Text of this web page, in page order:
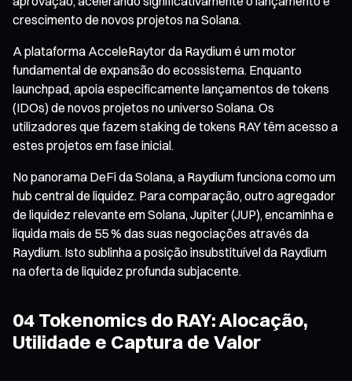
crescimento de novos projetos na Solana.
A plataforma AcceleRaytor da Raydium é um motor
fundamental de expansão do ecossistema. Enquanto
launchpad, apoia especificamente lançamentos de tokens
(IDOs) de novos projetos no universo Solana. Os
utilizadores que fazem staking de tokens RAY têm acesso a
estes projetos em fase inicial.
No panorama DeFi da Solana, a Raydium funciona como um
hub central de liquidez. Para comparação, outro agregador
de liquidez relevante em Solana, Jupiter (JUP), encaminha e
liquida mais de 55 % das suas negociações através da
Raydium. Isto sublinha a posição insubstituível da Raydium
na oferta de liquidez profunda subjacente.
04 Tokenomics do RAY: Alocação,
Utilidade e Captura de Valor